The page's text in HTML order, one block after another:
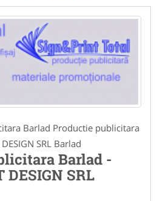
Barlad Productie publicitara
SRL Barlad
Barlad -
DESIGN SRL